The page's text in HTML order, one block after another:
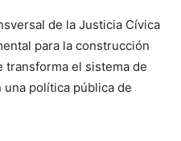
de la Justicia Cívica
para la construcción
transforma el sistema de
política pública de